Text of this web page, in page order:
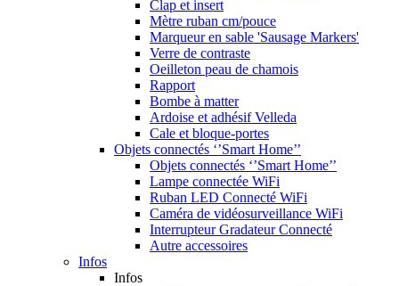
Clap et insert
Mètre ruban cm/pouce
Marqueur en sable 'Sausage Markers'
Verre de contraste
Oeilleton peau de chamois
Rapport
Bombe à matter
Ardoise et adhésif Velleda
Cale et bloque-portes
Objets connectés ‘’Smart Home’’
Objets connectés ‘’Smart Home’’
Lampe connectée WiFi
Ruban LED Connecté WiFi
Caméra de vidéosurveillance WiFi
Interrupteur Gradateur Connecté
Autre accessoires
Infos
Infos